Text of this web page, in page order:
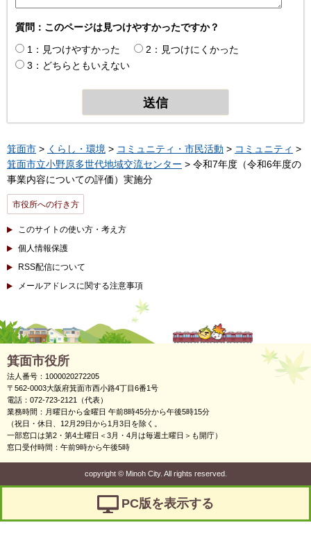
質問：このページは見つけやすかったですか？
1：見つけやすかった
2：見つけにくかった
3：どちらともいえない
箕面市 > くらし・環境 > コミュニティ・市民活動 > コミュニティ >
箕面市立小野原多世代地域交流センター > 令和7年度（令和6年度の
事業内容についての評価）実施分
市役所への行き方
このサイトの使い方・考え方
個人情報保護
RSS配信について
メールアドレスに関する注意事項
箕面市役所
法人番号：1000020272205
〒562-0003大阪府箕面市西小路4丁目6番1号
電話：072-723-2121（代表）
業務時間：月曜日から金曜日 午前8時45分から午後5時15分
（祝日・休日、12月29日から1月3日を除く。
一部窓口は第2・第4土曜日＜3月・4月は毎週土曜日＞も開庁）
窓口受付時間：午前9時から午後5時
copyright ©Minoh City. All rights reserved.
PC版を表示する